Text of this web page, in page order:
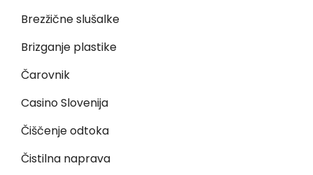
Brezžične slušalke
Brizganje plastike
Čarovnik
Casino Slovenija
Čiščenje odtoka
Čistilna naprava